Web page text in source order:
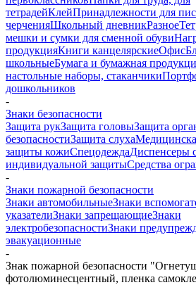
тетрадейКлейПринадлежности для
черченияШкольный дневникРазное
мешки и сумки для сменной обуви
продукцияКниги канцелярскиеОфис
школьныеБумага и бумажная
настольные наборы, стаканчики
дошкольников
-
Знаки безопасности
Защита рукЗащита головыЗащита
безопасностиЗащита слуха
защиты кожиСпецодеждаДиспенсеры
индивидуальной защитыСредства
-
Знаки пожарной безопасности
Знаки автомобильныеЗнаки
указателиЗнаки запрещающиеЗнаки
электробезопасностиЗнаки
эвакуационные
-
Знак пожарной безопасности
фотолюминесцентный, пленка